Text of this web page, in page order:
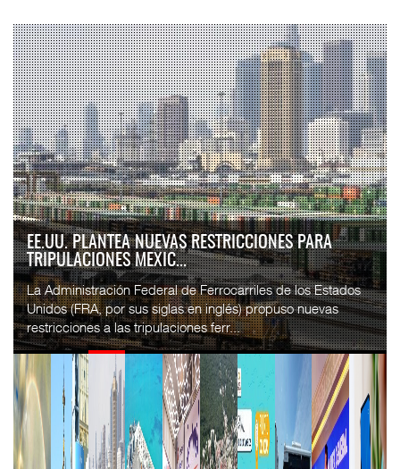
APM TERMINALS INCREMENTA EQUIPAMIENTO PARA
MOVIMIENTO DE CON...
El operador portuario global APM Terminals incorporó cinco
Terminal Trucks a su Terminal Especializada de
Contenedores (TEC) del puerto de Progreso, p...